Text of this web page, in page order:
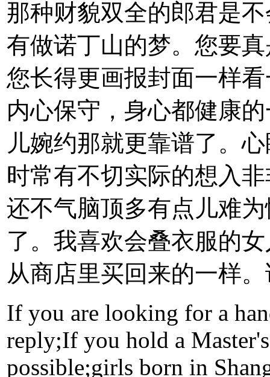
那种财貌双全的郎君是
有做诺丁山的梦。您要
您长得更画报封面一样
内心保守，身心都健康
儿婉约那就更靠谱了。
时常有不切实际的想入
还不气脑顶多有点儿难
了。我喜欢会叠衣服的
从商店里买回来的一样
If you are looking for a
reply;If you hold a
possible;girls born in